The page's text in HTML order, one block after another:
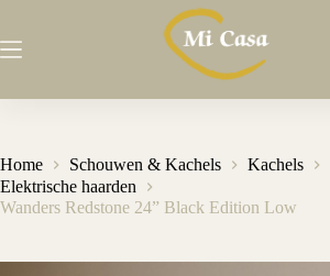
de
Home Schouwen & Kachels
Kachels
Elektrische haarden
Wanders Redstone 24” Black Edition Low